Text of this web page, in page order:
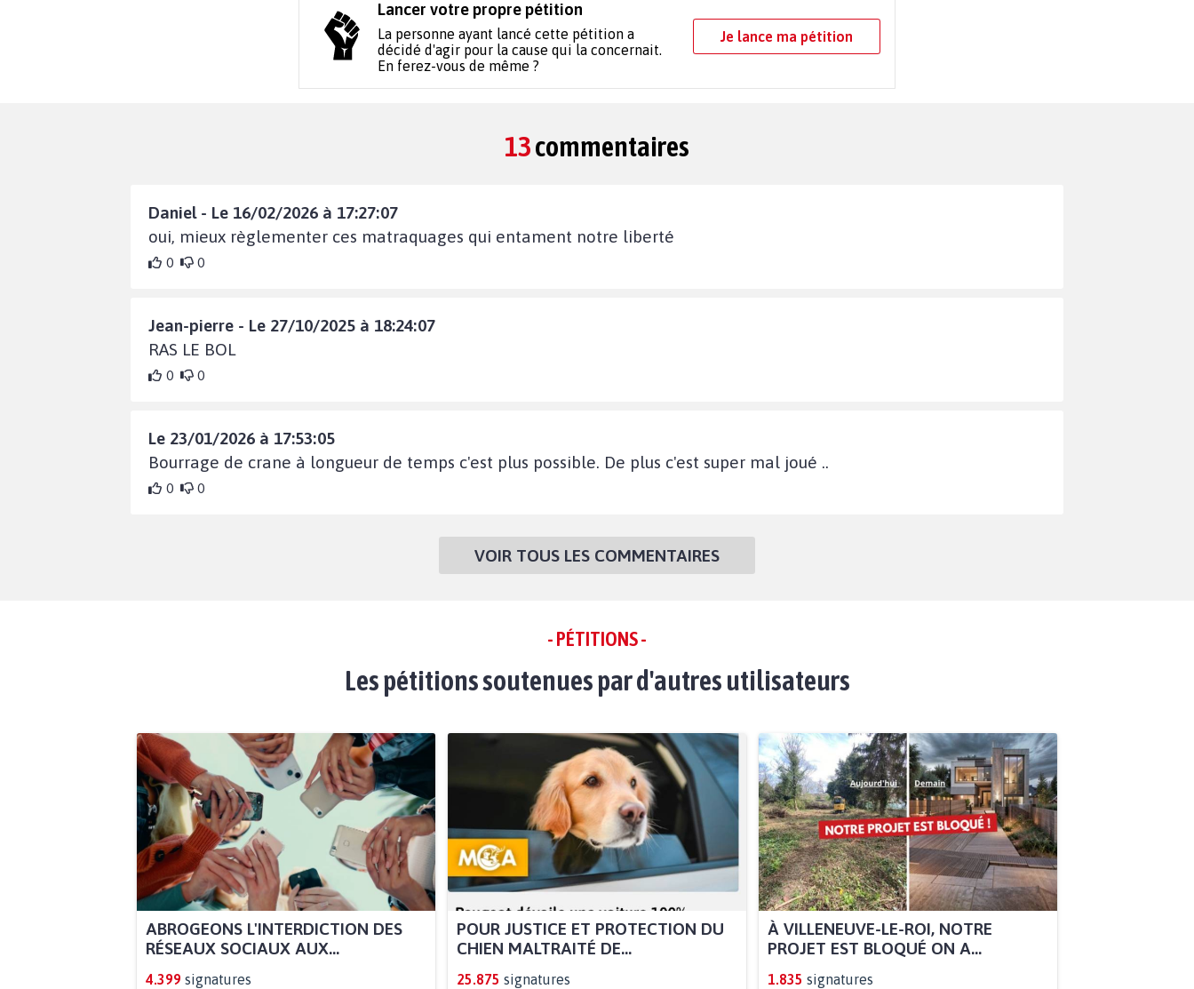
Lancer votre propre pétition
La personne ayant lancé cette pétition a
décidé d'agir pour la cause qui la concernait.
En ferez-vous de même ?
Je lance ma pétition
13commentaires
Daniel - Le 16/02/2026 à 17:27:07
oui, mieux règlementer ces matraquages qui entament notre liberté
0 0
Jean-pierre - Le 27/10/2025 à 18:24:07
RAS LE BOL
0 0
Le 23/01/2026 à 17:53:05
Bourrage de crane à longueur de temps c'est plus possible. De plus c'est super mal joué ..
0 0
VOIR TOUS LES COMMENTAIRES
- PÉTITIONS -
Les pétitions soutenues par d'autres utilisateurs
ABROGEONS L'INTERDICTION DES
RÉSEAUX SOCIAUX AUX...
4.399 signatures
POUR JUSTICE ET PROTECTION DU
CHIEN MALTRAITÉ DE...
25.875 signatures
À VILLENEUVE-LE-ROI, NOTRE
PROJET EST BLOQUÉ ON A...
1.835 signatures